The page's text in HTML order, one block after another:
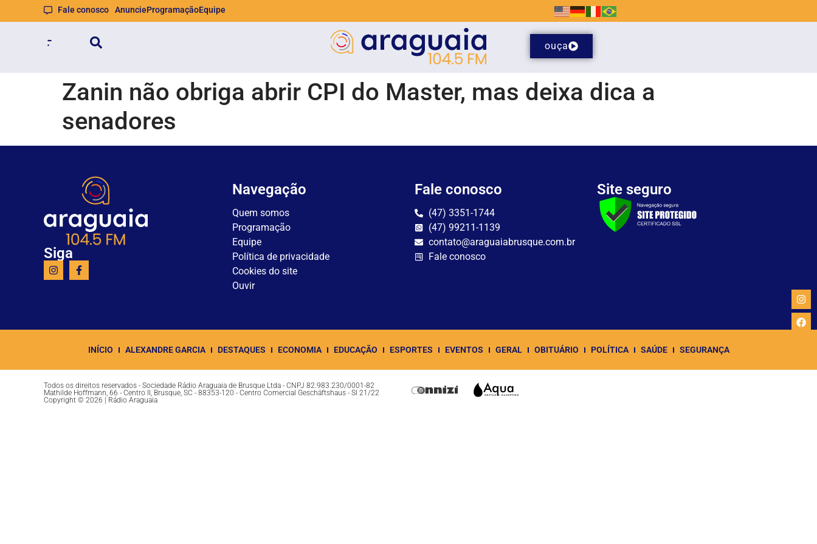
Fale conosco AnuncieProgramaçãoEquipe
ouça
Zanin não obriga abrir CPI do Master, mas deixa dica a
senadores
Siga
Navegação
Quem somos
Programação
Equipe
Política de privacidade
Cookies do site
Ouvir
Fale conosco
(47) 3351-1744
(47) 99211-1139
contato@araguaiabrusque.com.br
Fale conosco
Site seguro
INÍCIO ALEXANDRE GARCIA DESTAQUES ECONOMIA EDUCAÇÃO ESPORTES EVENTOS GERAL OBITUÁRIO POLÍTICA SAÚDE SEGURANÇA
Todos os direitos reservados - Sociedade Rádio Araguaia de Brusque Ltda - CNPJ 82.983.230/0001-82
Mathilde Hoffmann, 66 - Centro II, Brusque, SC - 88353-120 - Centro Comercial Geschäftshaus - Sl 21/22
Copyright © 2026 | Rádio Araguaia